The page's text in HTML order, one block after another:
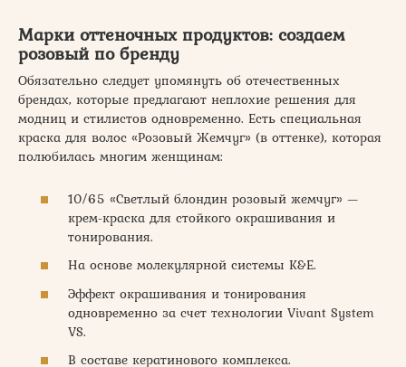
Марки оттеночных продуктов: создаем
розовый по бренду
Обязательно следует упомянуть об отечественных
брендах, которые предлагают неплохие решения для
модниц и стилистов одновременно. Есть специальная
краска для волос «Розовый Жемчуг» (в оттенке), которая
полюбилась многим женщинам:
10/65 «Светлый блондин розовый жемчуг» —
крем-краска для стойкого окрашивания и
тонирования.
На основе молекулярной системы K&E.
Эффект окрашивания и тонирования
одновременно за счет технологии Vivant System
VS.
В составе кератинового комплекса.